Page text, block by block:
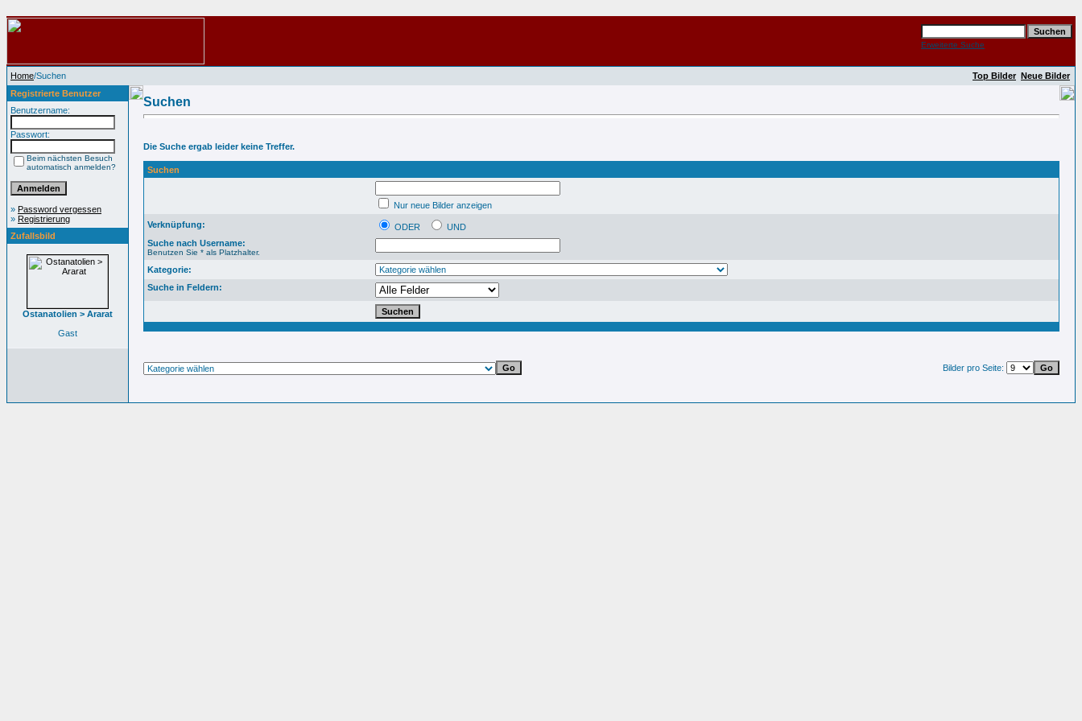
Erweiterte Suche
Home/Suchen Top Bilder Neue Bilder
Registrierte Benutzer
Benutzername:
Passwort:
Beim nächsten Besuch
automatisch anmelden?
» Password vergessen
» Registrierung
Zufallsbild
Ostanatolien > Ararat
Gast
Suchen
Die Suche ergab leider keine Treffer.
Suchen
Nur neue Bilder anzeigen
Verknüpfung:
ODER
UND
Suche nach Username:
Benutzen Sie * als Platzhalter.
Kategorie:
Suche in Feldern:
Bilder pro Seite: